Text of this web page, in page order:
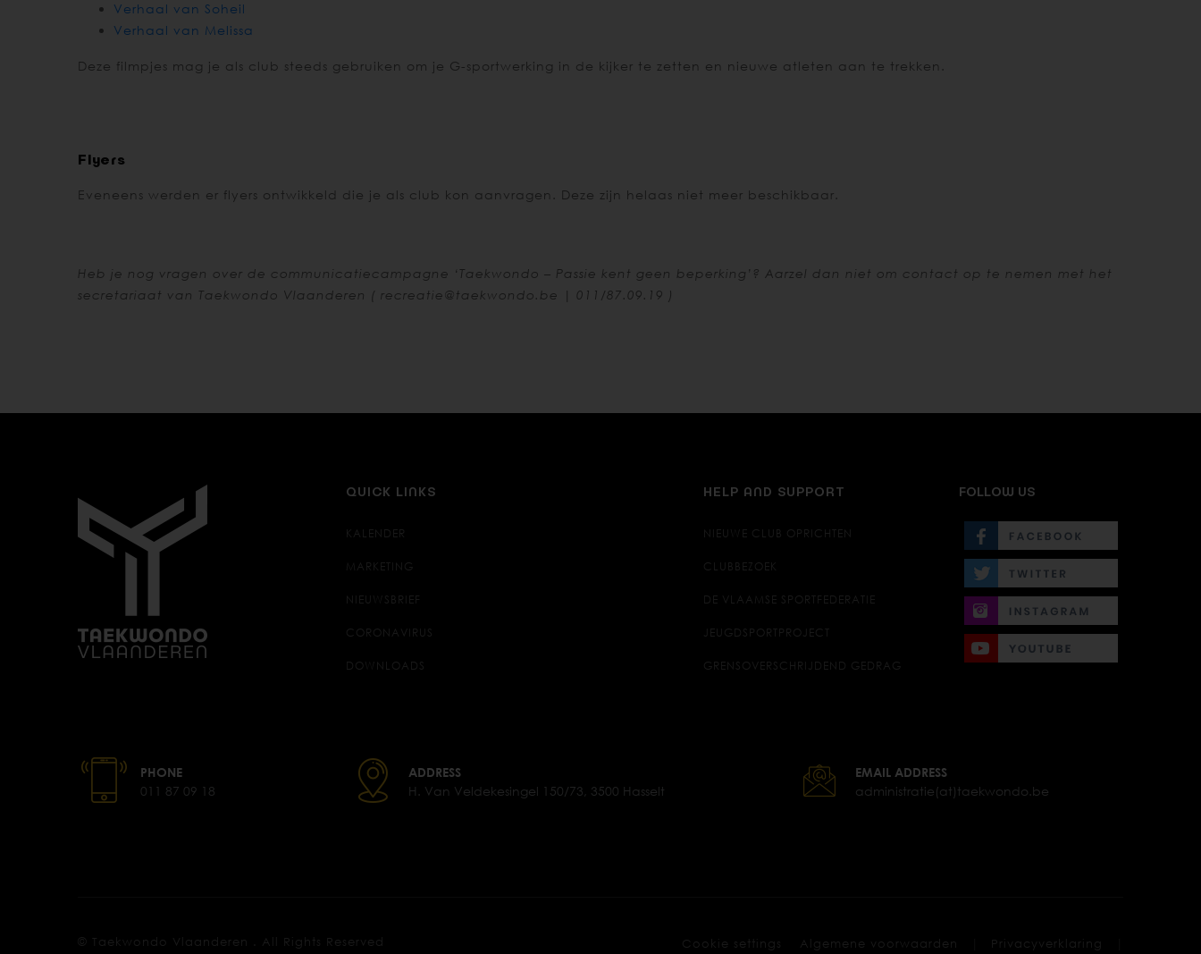
Verhaal van Soheil
Verhaal van Melissa
Deze filmpjes mag je als club steeds gebruiken om je G-sportwerking in de kijker te zetten en nieuwe atleten aan te trekken.
Flyers
Eveneens werden er flyers ontwikkeld die je als club kon aanvragen. Deze zijn helaas niet meer beschikbaar.
Heb je nog vragen over de communicatiecampagne ‘Taekwondo – Passie kent geen beperking’? Aarzel dan niet om contact op te nemen met het
secretariaat van Taekwondo Vlaanderen ( recreatie@taekwondo.be | 011/87.09.19 )
QUICK LINKS
KALENDER
MARKETING
NIEUWSBRIEF
CORONAVIRUS
DOWNLOADS
HELP AND SUPPORT
NIEUWE CLUB OPRICHTEN
CLUBBEZOEK
DE VLAAMSE SPORTFEDERATIE
JEUGDSPORTPROJECT
GRENSOVERSCHRIJDEND GEDRAG
FOLLOW US
PHONE
011 87 09 18
ADDRESS
H. Van Veldekesingel 150/73, 3500 Hasselt
EMAIL ADDRESS
administratie(at)taekwondo.be
© Taekwondo Vlaanderen . All Rights Reserved Algemene voorwaarden Privacyverklaring
Cookie settings